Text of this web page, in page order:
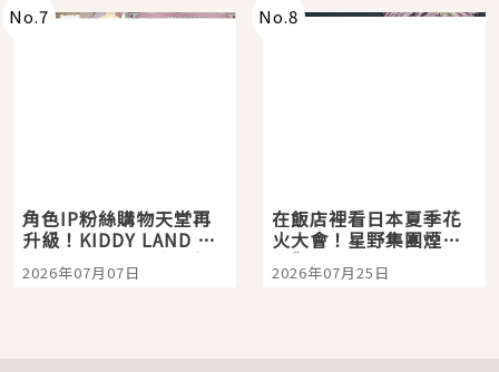
No.7
角色IP粉絲購物天堂再
升級！KIDDY LAND 原
宿店吉伊卡哇迎客，新
開幕 OMOKADO 店3分
2026年07月07日
No.8
在飯店裡看日本夏季花
火大會！星野集團煙火
景觀飯店6選，讓你不用
人擠人悠閒欣賞
2026年07月25日